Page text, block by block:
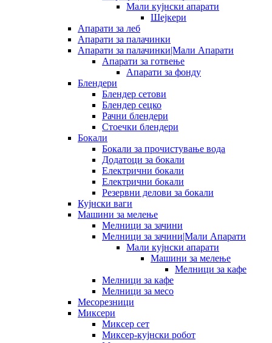
Мали кујнски апарати
Шејкери
Апарати за леб
Апарати за палачинки
Апарати за палачинки|Мали Апарати
Апарати за готвење
Апарати за фонду
Блендери
Блендер сетови
Блендер сецко
Рачни блендери
Стоечки блендери
Бокали
Бокали за прочистување вода
Додатоци за бокали
Електрични бокали
Електрични бокали
Резервни делови за бокали
Кујнски ваги
Машини за мелење
Мелници за зачини
Мелници за зачини|Мали Апарати
Мали кујнски апарати
Машини за мелење
Мелници за кафе
Мелници за кафе
Мелници за месо
Месорезници
Миксери
Миксер сет
Миксер-кујнски робот